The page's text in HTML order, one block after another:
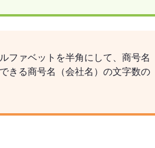
ファベットを半角にして、商号名
きる商号名（会社名）の文字数の